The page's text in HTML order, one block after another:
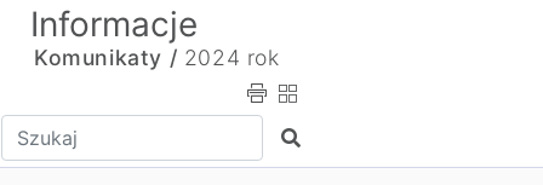
Informacje
Komunikaty / 2024 rok
Wpisz tekst do wyszukania Szukaj